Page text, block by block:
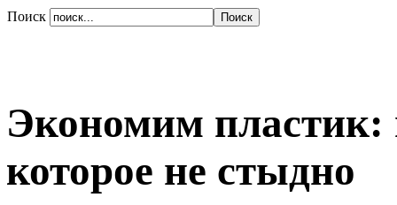
Поиск
Экономим пластик:
которое не стыдно